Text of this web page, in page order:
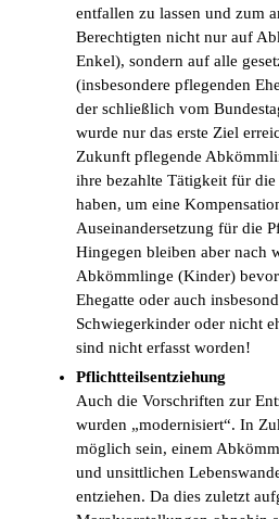
entfallen zu lassen und zum
Berechtigten nicht nur auf
Enkel), sondern auf alle
(insbesondere pflegenden
der schließlich vom
wurde nur das erste Ziel
Zukunft pflegende
ihre bezahlte Tätigkeit für die
haben, um eine
Auseinandersetzung für die
Hingegen bleiben aber nach
Abkömmlinge (Kinder)
Ehegatte oder auch
Schwiegerkinder oder nicht
sind nicht erfasst worden!
Pflichtteilsentziehung
Auch die Vorschriften zur
wurden „modernisiert“. In
möglich sein, einem
und unsittlichen
entziehen. Da dies zuletzt